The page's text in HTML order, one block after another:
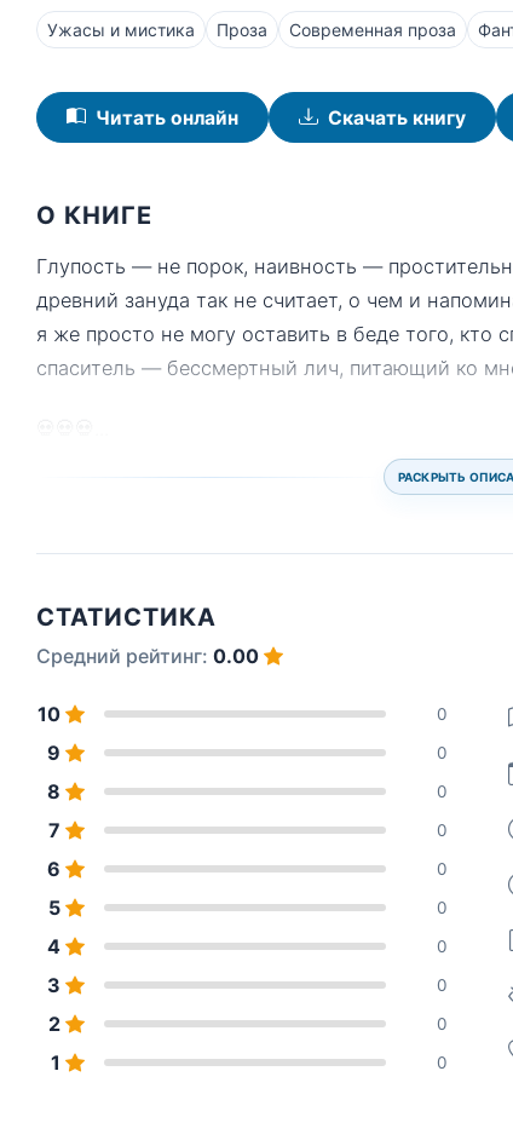
Ужасы и мистика Проза Современная проза
Читать онлайн Скачать книгу
О КНИГЕ
Глупость — не порок, наивность —
древний зануда так не считает, о чем и
я же просто не могу оставить в беде того, кто
спаситель — бессмертный лич, питающий ко
РАСКРЫТЬ
СТАТИСТИКА
Средний рейтинг: 0.00
10 0
9 0
8 0
7 0
6 0
5 0
4 0
3 0
2 0
1 0